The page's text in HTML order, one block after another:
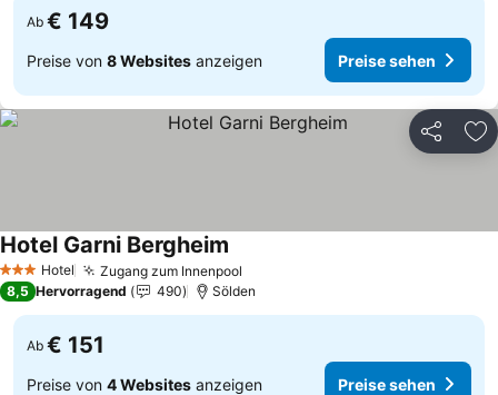
Ab € 149
Preise von 8 Websites anzeigen Preise sehen
Teilen
3 SterneHotel Zugang zum Innenpool
Hotel Garni Bergheim
8,5 Hervorragend 490 Sölden
Ab € 151
Preise von 4 Websites anzeigen Preise sehen